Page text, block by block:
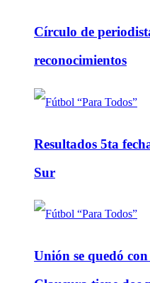
Círculo de
reconocimientos
Resultados 5ta
Sur
Unión se quedó